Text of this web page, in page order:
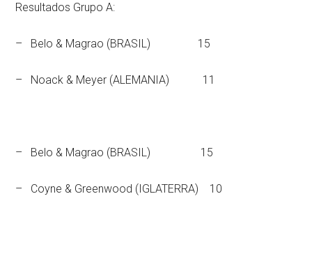
Resultados Grupo A:
– Belo & Magrao (BRASIL) 15
– Noack & Meyer (ALEMANIA) 11
– Belo & Magrao (BRASIL) 15
– Coyne & Greenwood (IGLATERRA) 10